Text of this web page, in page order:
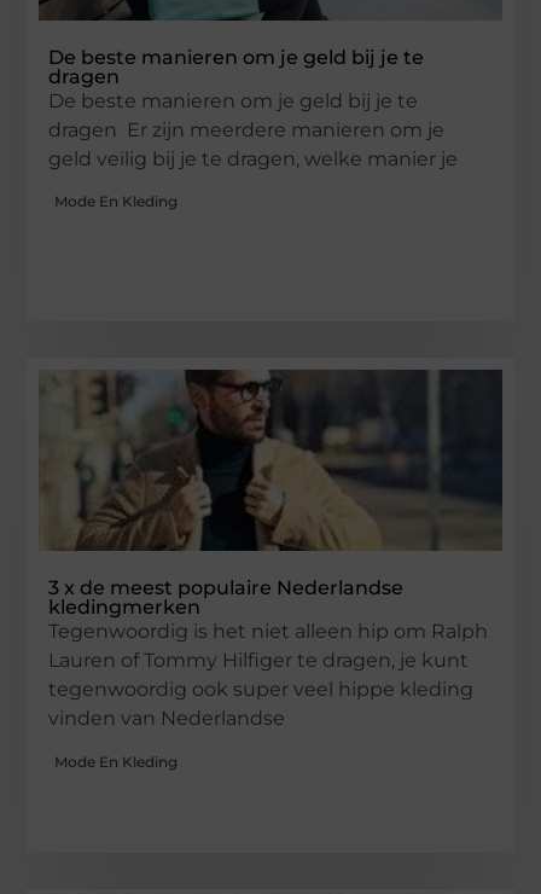
De beste manieren om je geld bij je te
dragen
De beste manieren om je geld bij je te
dragen Er zijn meerdere manieren om je
geld veilig bij je te dragen, welke manier je
Mode En Kleding
3 x de meest populaire Nederlandse
kledingmerken
Tegenwoordig is het niet alleen hip om Ralph
Lauren of Tommy Hilfiger te dragen, je kunt
tegenwoordig ook super veel hippe kleding
vinden van Nederlandse
Mode En Kleding